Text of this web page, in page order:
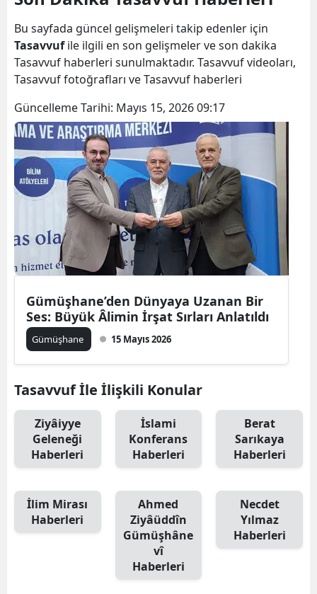
Bingöl
Bitlis
Bolu
Burdur
Bursa
Çanakkale
Çankırı
Çorum
Denizli
Diyarbakır
Elazığ
Erzincan
Erzurum
Eskişehir
Giresun
Gümüşhane
Hakkari
Bu sayfada güncel gelişmeleri takip edenler için
Tasavvufile ilgili en son gelişmeler ve son dakika
Tasavvuf haberleri sunulmaktadır. Tasavvuf videoları,
Tasavvuf fotoğrafları ve Tasavvuf haberleri
Güncelleme Tarihi: Mayıs 15, 2026 09:17
Gümüşhane’den Dünyaya Uzanan Bir
Ses: Büyük Âlimin İrşat Sırları Anlatıldı
Gümüşhane 15 Mayıs 2026
Tasavvuf İle İlişkili Konular
Ziyâiyye
Geleneği
Haberleri
İslami
Konferans
Haberleri
Berat
Sarıkaya
Haberleri
İlim Mirası
Haberleri
Ahmed
Ziyâüddîn
Gümüşhâne
vî
Haberleri
Necdet
Yılmaz
Haberleri